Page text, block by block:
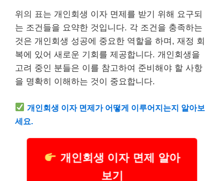
위의 표는 개인회생 이자 면제를 받기 위해 요구되
는 조건들을 요약한 것입니다. 각 조건을 충족하는
것은 개인회생 성공에 중요한 역할을 하며, 재정 회
복에 있어 새로운 기회를 제공합니다. 개인회생을
고려 중인 분들은 이를 참고하여 준비해야 할 사항
을 명확히 이해하는 것이 중요합니다.
개인회생 이자 면제가 어떻게 이루어지는지 알아보
세요.
개인회생 이자 면제 알아
보기